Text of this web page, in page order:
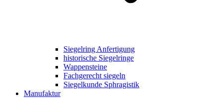
Siegelring Anfertigung
historische Siegelringe
Wappensteine
Fachgerecht siegeln
Siegelkunde Sphragistik
Manufaktur